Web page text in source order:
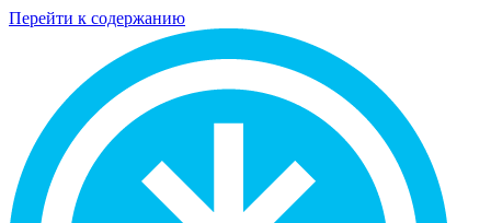
Перейти к содержанию